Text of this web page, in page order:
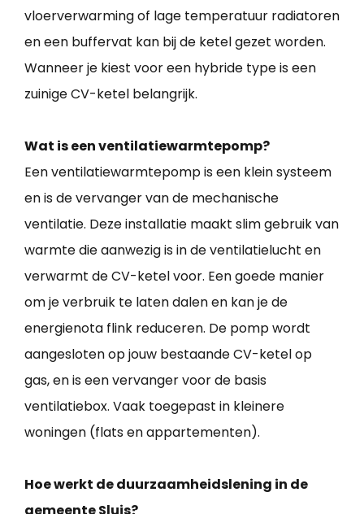
vloerverwarming of lage temperatuur radiatoren
en een buffervat kan bij de ketel gezet worden.
Wanneer je kiest voor een hybride type is een
zuinige CV-ketel belangrijk.
Wat is een ventilatiewarmtepomp?
Een ventilatiewarmtepomp is een klein systeem
en is de vervanger van de mechanische
ventilatie. Deze installatie maakt slim gebruik van
warmte die aanwezig is in de ventilatielucht en
verwarmt de CV-ketel voor. Een goede manier
om je verbruik te laten dalen en kan je de
energienota flink reduceren. De pomp wordt
aangesloten op jouw bestaande CV-ketel op
gas, en is een vervanger voor de basis
ventilatiebox. Vaak toegepast in kleinere
woningen (flats en appartementen).
Hoe werkt de duurzaamheidslening in de
gemeente Sluis?